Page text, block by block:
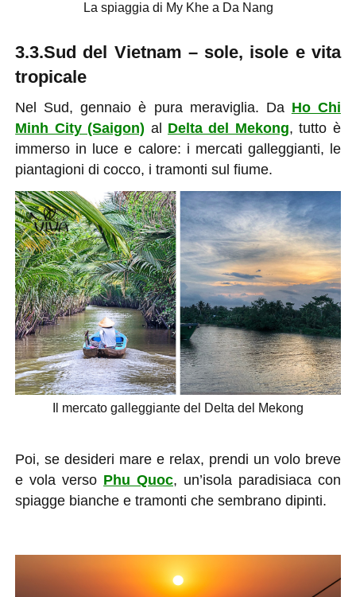
La spiaggia di My Khe a Da Nang
3.3.Sud del Vietnam – sole, isole e vita
tropicale
Nel Sud, gennaio è pura meraviglia. Da Ho Chi
Minh City (Saigon) al Delta del Mekong, tutto è
immerso in luce e calore: i mercati galleggianti, le
piantagioni di cocco, i tramonti sul fiume.
Il mercato galleggiante del Delta del Mekong
Poi, se desideri mare e relax, prendi un volo breve
e vola verso Phu Quoc, un’isola paradisiaca con
spiagge bianche e tramonti che sembrano dipinti.